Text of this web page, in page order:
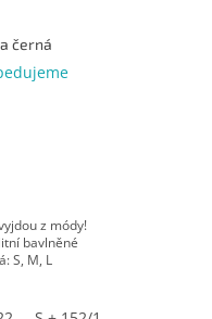
černá
z módy!
bavlněné
S, M, L